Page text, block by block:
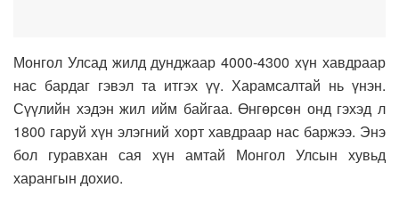
Монгол Улсад жилд дунджаар 4000-4300 хүн хавдраар
нас бардаг гэвэл та итгэх үү. Харамсалтай нь үнэн.
Сүүлийн хэдэн жил ийм байгаа. Өнгөрсөн онд гэхэд л
1800 гаруй хүн элэгний хорт хавдраар нас баржээ. Энэ
бол гуравхан сая хүн амтай Монгол Улсын хувьд
харангын дохио.